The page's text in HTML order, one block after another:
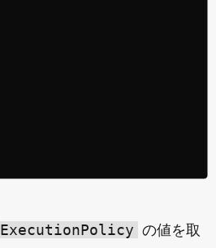
ExecutionPolicy の値を取